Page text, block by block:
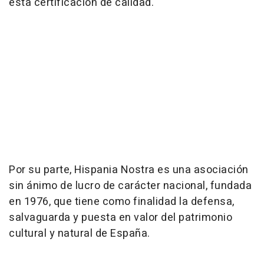
Por su parte, Hispania Nostra es una asociación
sin ánimo de lucro de carácter nacional, fundada
en 1976, que tiene como finalidad la defensa,
salvaguarda y puesta en valor del patrimonio
cultural y natural de España.